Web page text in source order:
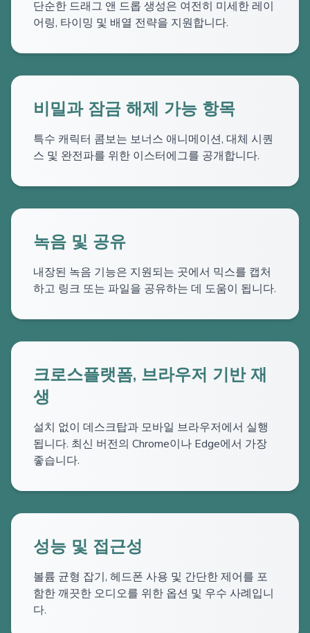
단순한 드래그 앤 드롭 생성은 여전히 미세한 레이
어링, 타이밍 및 배열 전략을 지원합니다.
비밀과 잠금 해제 가능 항목
특수 캐릭터 콤보는 보너스 애니메이션, 대체 시퀀
스 및 완전파를 위한 이스터에그를 공개합니다.
녹음 및 공유
내장된 녹음 기능은 지원되는 곳에서 믹스를 캡처
하고 링크 또는 파일을 공유하는 데 도움이 됩니다.
크로스플랫폼, 브라우저 기반 재
생
설치 없이 데스크탑과 모바일 브라우저에서 실행
됩니다. 최신 버전의 Chrome이나 Edge에서 가장
좋습니다.
성능 및 접근성
볼륨 균형 잡기, 헤드폰 사용 및 간단한 제어를 포
함한 깨끗한 오디오를 위한 옵션 및 우수 사례입니
다.